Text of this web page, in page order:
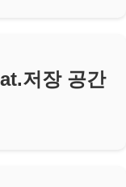
저장 공간